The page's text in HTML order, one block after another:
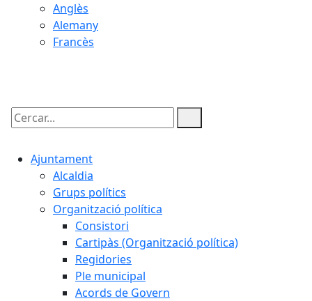
Anglès
Alemany
Francès
Cercar:
Ajuntament
Alcaldia
Grups polítics
Organització política
Consistori
Cartipàs (Organització política)
Regidories
Ple municipal
Acords de Govern